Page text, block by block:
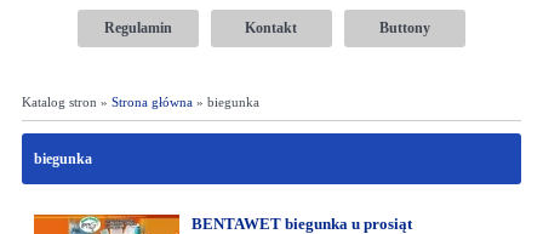
Regulamin Kontakt Buttony
Katalog stron » Strona główna» biegunka
biegunka
BENTAWET biegunka u prosiąt